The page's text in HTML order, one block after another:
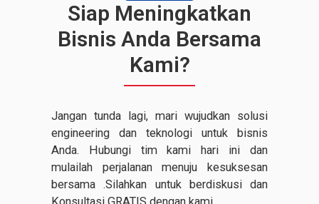
Siap Meningkatkan
Bisnis Anda Bersama
Kami?
Jangan tunda lagi, mari wujudkan solusi
engineering dan teknologi untuk bisnis
Anda. Hubungi tim kami hari ini dan
mulailah perjalanan menuju kesuksesan
bersama .Silahkan untuk berdiskusi dan